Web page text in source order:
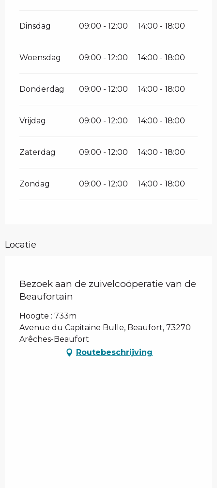
Dinsdag 09:00 - 12:00 14:00 - 18:00
Woensdag 09:00 - 12:00 14:00 - 18:00
Donderdag 09:00 - 12:00 14:00 - 18:00
Vrijdag 09:00 - 12:00 14:00 - 18:00
Zaterdag 09:00 - 12:00 14:00 - 18:00
Zondag 09:00 - 12:00 14:00 - 18:00
Locatie
Bezoek aan de zuivelcoöperatie van de
Beaufortain
Hoogte : 733m
Avenue du Capitaine Bulle, Beaufort, 73270
Arêches-Beaufort
Routebeschrijving